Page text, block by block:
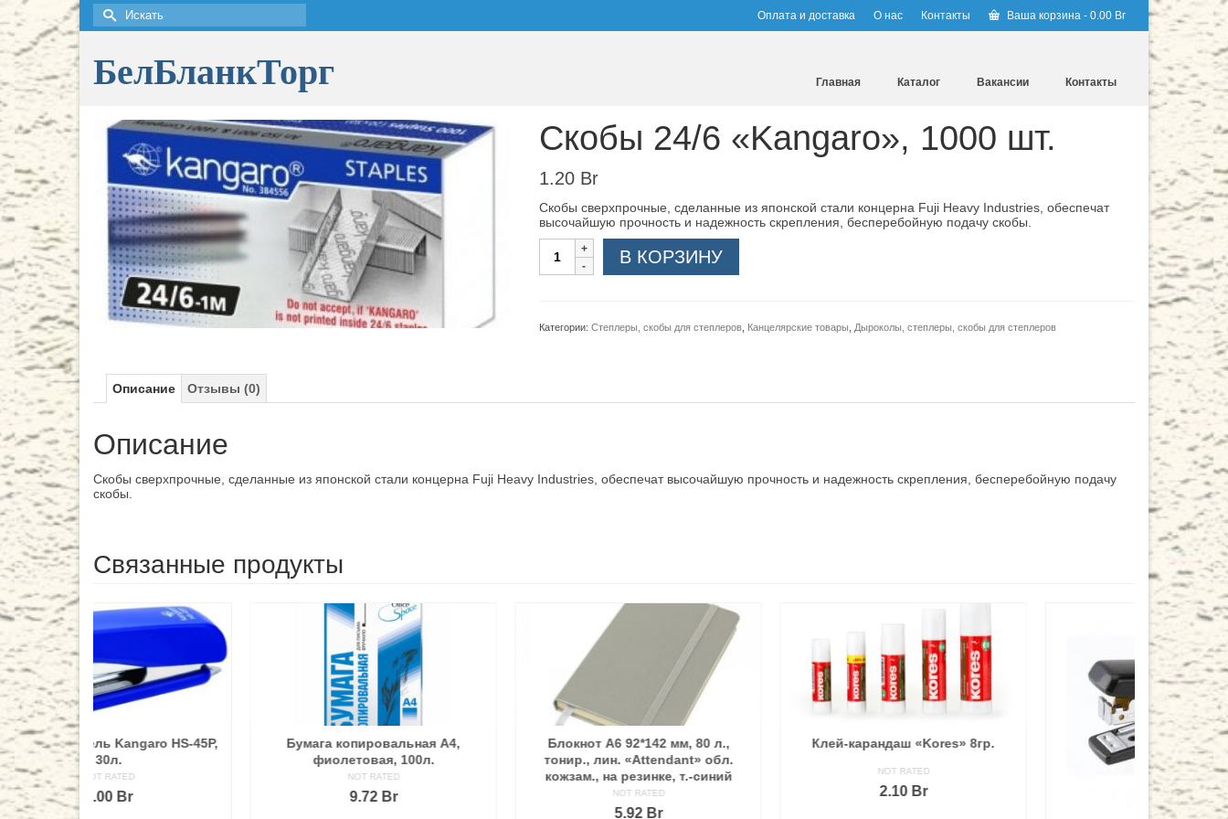
Оплата и доставка О нас Контакты Ваша корзина - 0.00 Br
Искать:
БелБланкТорг Главная Каталог Вакансии Контакты
Скобы 24/6 «Kangaro», 1000 шт.
1.20 Br
Скобы сверхпрочные, сделанные из японской стали концерна Fuji Heavy Industries, обеспечат
высочайшую прочность и надежность скрепления, бесперебойную подачу скобы.
Количество
В КОРЗИНУ
Категории: Степлеры, скобы для степлеров, Канцелярские товары Дыроколы, степлеры, скобы для степлеров
Описание Отзывы (0)
Описание
Скобы сверхпрочные, сделанные из японской стали концерна Fuji Heavy Industries, обеспечат высочайшую прочность и надежность скрепления, бесперебойную подачу
скобы.
Связанные продукты
HS-45P,
Бумага копировальная А4,
Блокнот А6 92*142 мм, 80 л.,
тонир., лин. «Attendant» обл.
кожзам., на резинке, т.-синий
Клей-карандаш «Kores» 8гр.
NOT RATED
класс